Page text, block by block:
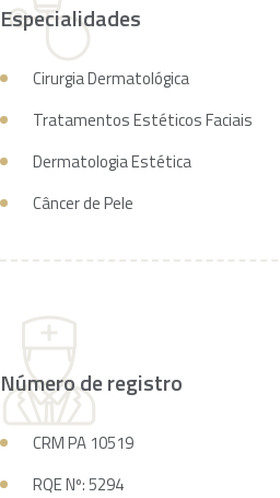
Especialidades
Cirurgia Dermatológica
Tratamentos Estéticos Faciais
Dermatologia Estética
Câncer de Pele
Número de registro
CRM PA 10519
RQE Nº: 5294